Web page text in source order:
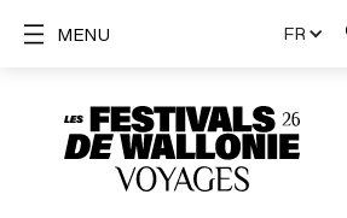
FR
MENU